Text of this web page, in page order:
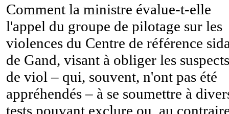
Comment la ministre évalue-t-elle
l'appel du groupe de pilotage sur les
violences du Centre de référence
de Gand, visant à obliger les suspects
de viol – qui, souvent, n'ont pas été
appréhendés – à se soumettre à
tests pouvant exclure ou, au